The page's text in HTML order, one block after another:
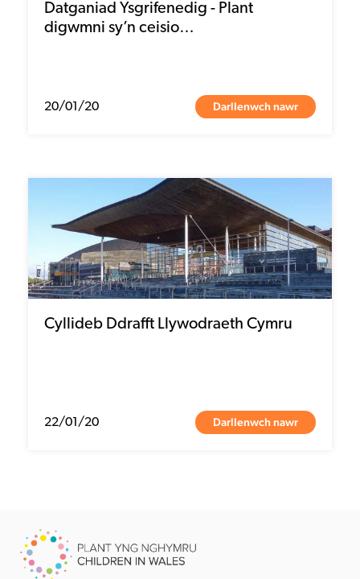
Datganiad Ysgrifenedig - Plant
digwmni sy’n ceisio…
20/01/20 Darllenwch nawr
Cyllideb Ddrafft Llywodraeth Cymru
22/01/20 Darllenwch nawr